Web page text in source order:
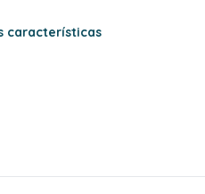
características